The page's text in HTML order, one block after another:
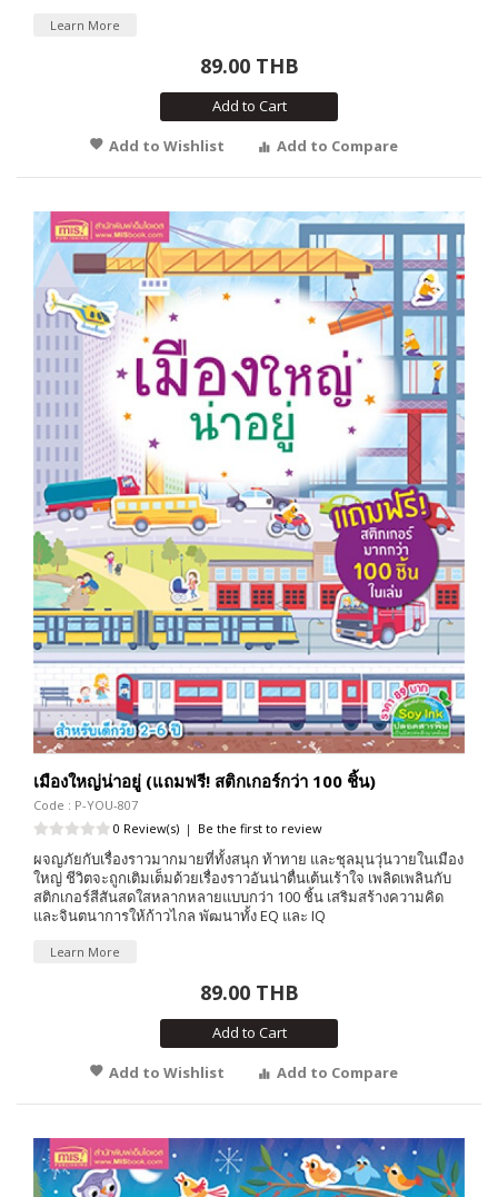
Learn More
89.00 THB
Add to Cart
Add to Wishlist
Add to Compare
เมืองใหญ่น่าอยู่ (แถมฟรี! สติกเกอร์กว่า 100 ชิ้น)
Code : P-YOU-807
0 Review(s) | Be the first to review
ผจญภัยกับเรื่องราวมากมายที่ทั้งสนุก ท้าทาย และชุลมุนวุ่นวายในเมือง
ใหญ่ ชีวิตจะถูกเติมเต็มด้วยเรื่องราวอันน่าตื่นเต้นเร้าใจ เพลิดเพลินกับ
สติกเกอร์สีสันสดใสหลากหลายแบบกว่า 100 ชิ้น เสริมสร้างความคิด
และจินตนาการให้ก้าวไกล พัฒนาทั้ง EQ และ IQ
Learn More
89.00 THB
Add to Cart
Add to Wishlist
Add to Compare